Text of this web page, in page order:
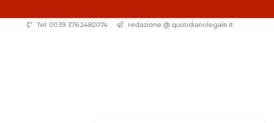
Tel. 0039 376 2482074 redazione @ quotidianolegale.it